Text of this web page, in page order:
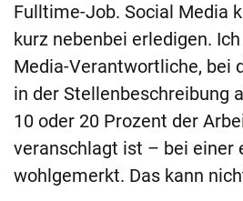
Fulltime-Job. Social Media
kurz nebenbei erledigen.
Media-Verantwortliche, bei
in der Stellenbeschreibung
10 oder 20 Prozent der
veranschlagt ist – bei einer
wohlgemerkt. Das kann